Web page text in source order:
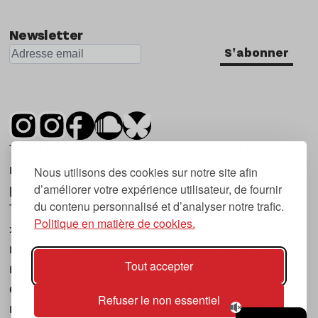
Nous utilisons des cookies sur notre site afin
d’améliorer votre expérience utilisateur, de fournir
du contenu personnalisé et d’analyser notre trafic.
Politique en matière de cookies.
Tout accepter
Refuser le non essentiel
Indie
Newsletter
S'abonner
Tsugi est un mensuel indépendant sur la
musique et les nouvelles tendances, dont la
première parution date de 2007.
Tsugi en japonais signifie « prochain », « suivant
», ce qui correspond à la thématique du
magazine, à l’affût des nouvelles tendances
musicales, qu’elles viennent de la musique
électronique, du rock ou du hip hop, et des
nouveaux phénomènes de société liés à la